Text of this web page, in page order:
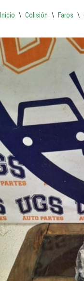
Inicio \ Colisión \ Faros \